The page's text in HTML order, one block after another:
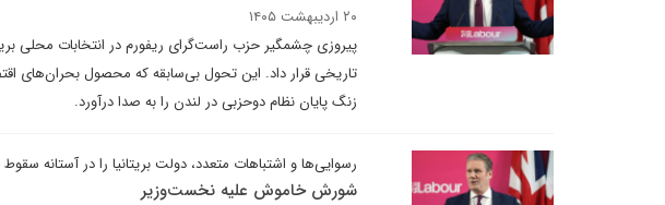
۲۰ اردیبهشت ۱۴۰۵
پیروزی چشمگیر حزب راست‌گرای ریفورم در انتخابات محلی
تاریخی قرار داد. این تحول بی‌سابقه که محصول بحران‌های
زنگ پایان نظام دوحزبی در لندن را به صدا درآورد.
رسوایی‌ها و اشتباهات متعدد، دولت بریتانیا را در آستانه
شورش خاموش علیه نخست‌وزیر